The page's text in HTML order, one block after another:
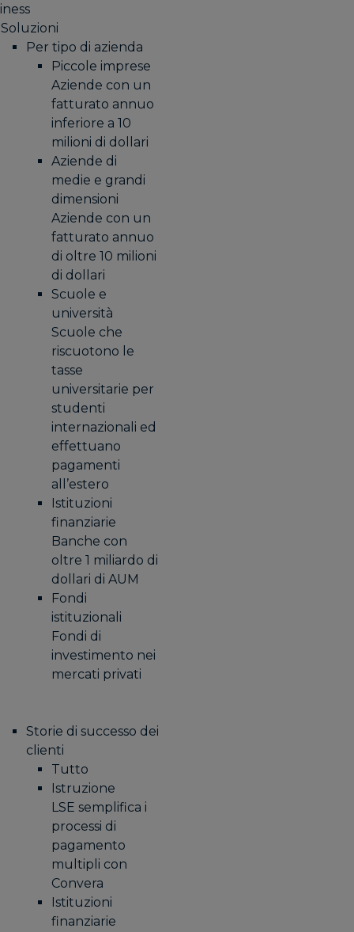
Soluzioni
Per tipo di azienda
Piccole imprese
Aziende con un
fatturato annuo
inferiore a 10
milioni di dollari
Aziende di
medie e grandi
dimensioni
Aziende con un
fatturato annuo
di oltre 10 milioni
di dollari
Scuole e
università
Scuole che
riscuotono le
tasse
universitarie per
studenti
internazionali ed
effettuano
pagamenti
all’estero
Istituzioni
finanziarie
Banche con
oltre 1 miliardo di
dollari di AUM
Fondi
istituzionali
Fondi di
investimento nei
mercati privati
Storie di successo dei
clienti
Tutto
Istruzione
LSE semplifica i
processi di
pagamento
multipli con
Convera
Istituzioni
finanziarie